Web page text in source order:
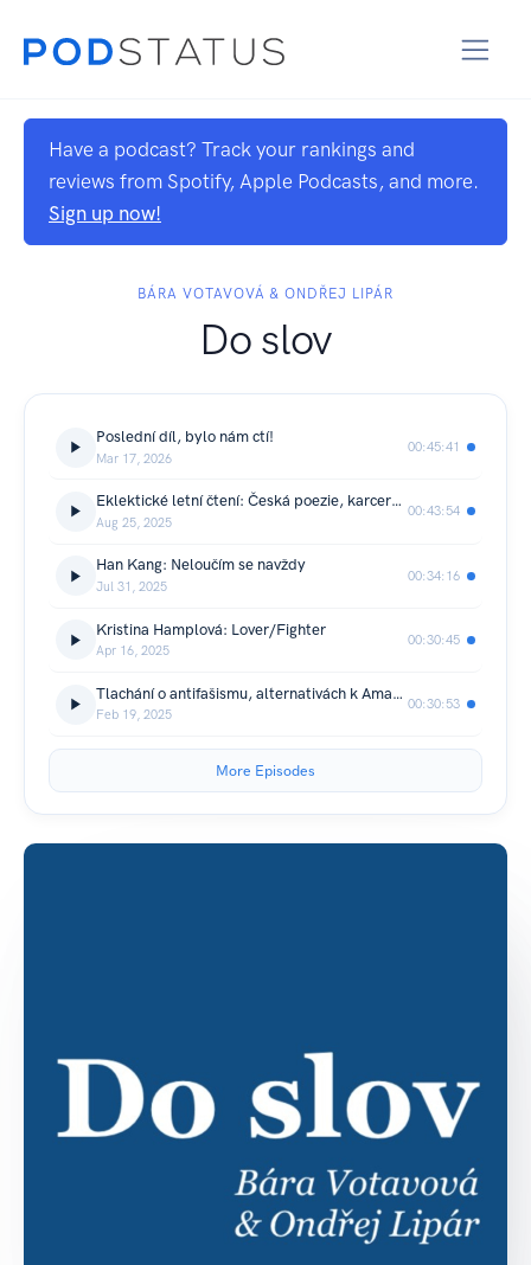
Have a podcast? Track your rankings and
reviews from Spotify, Apple Podcasts, and more.
Sign up now!
BÁRA VOTAVOVÁ & ONDŘEJ LIPÁR
Do slov
Poslední díl, bylo nám ctí!
Mar 17, 2026
00:45:41
Eklektické letní čtení: Česká poezie, karcerální feminismus i krize bydlení
Aug 25, 2025
00:43:54
Han Kang: Neloučím se navždy
Jul 31, 2025
00:34:16
Kristina Hamplová: Lover/Fighter
Apr 16, 2025
00:30:45
Tlachání o antifašismu, alternativách k Amazonu a literárních cenách
Feb 19, 2025
00:30:53
More Episodes